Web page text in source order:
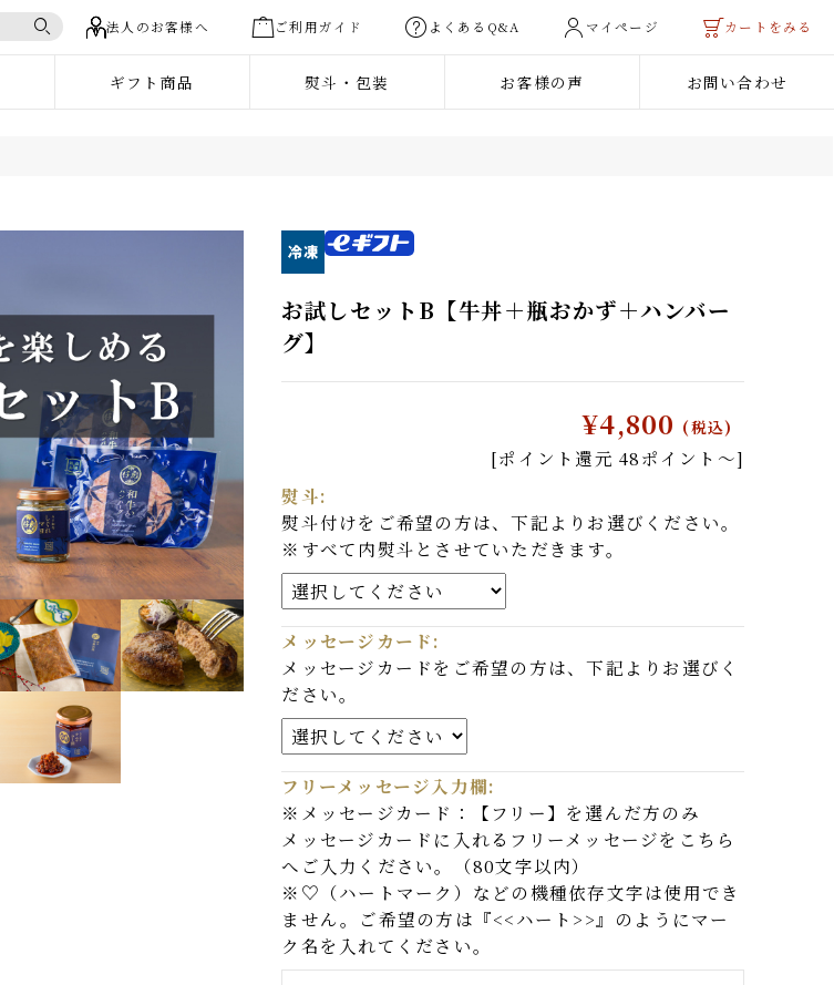
法人のお客様へ ご利用ガイド よくあるQ&A マイページ カートを
お試しセット
米沢牛すき焼き肉
たれ・調味料
キムチ・漬物 和牛ハンバーグ
和牛牛丼 ご飯のお供・瓶おかず
商品券・お食事券
5,000円〜10,000円
ギフト商品 熨斗・包装 お客様の声 お問い合わせ
ご利用ガイド
ギフト・詰合せ
米沢牛
すき焼き肉
米沢牛
焼肉・ステーキ肉
冷麺
和牛ハンバーグ
和牛牛丼
eギフト対象商品
お試しセットB【牛丼＋瓶おかず＋ハンバー
グ】
¥4,800 (税込)
[ポイント還元 48ポイント〜]
熨斗:
熨斗付けをご希望の方は、下記よりお選びください。
※すべて内熨斗とさせていただきます。
メッセージカード:
メッセージカードをご希望の方は、下記よりお選びく
ださい。
フリーメッセージ入力欄:
※メッセージカード：【フリー】を選んだ方のみ
メッセージカードに入れるフリーメッセージをこちら
へご入力ください。（80文字以内）
※♡（ハートマーク）などの機種依存文字は使用でき
ません。ご希望の方は『<<ハート>>』のようにマー
ク名を入れてください。